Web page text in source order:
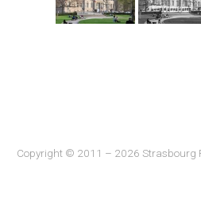
Copyright © 2011 – 2026 Strasbourg